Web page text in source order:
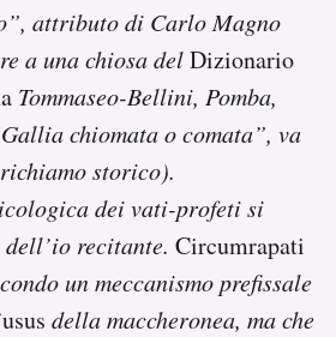
attributo di Carlo Magno
a una chiosa delDizionario
Tommaseo-Bellini, Pomba,
chiomata o comata”, va
storico).
dei vati-profeti si
recitante. Circumrapati
un meccanismo prefissale
usus della maccheronea, ma che